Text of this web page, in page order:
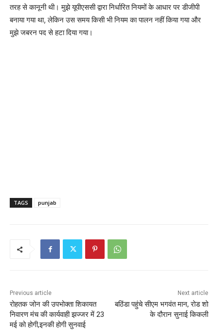
तरह से कानूनी थी। मुझे यूपीएससी द्वारा निर्धारित नियमों के आधार पर डीजीपी
बनाया गया था, लेकिन उस समय किसी भी नियम का पालन नहीं किया गया और
मुझे जबरन पद से हटा दिया गया।
TAGS punjab
Previous article
रोहतक जोन की उपभोक्ता शिकायत
निवारण मंच की कार्यवाही झज्जर में 23
मई को होगी,इनकी होगी सुनवाई
Next article
बठिंडा पहुंचे सीएम भगवंत मान, रोड शो
के दौरान सुनाई किकली